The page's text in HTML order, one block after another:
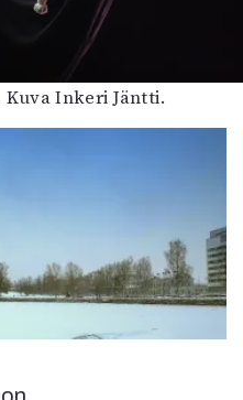
Kuva Inkeri Jäntti.